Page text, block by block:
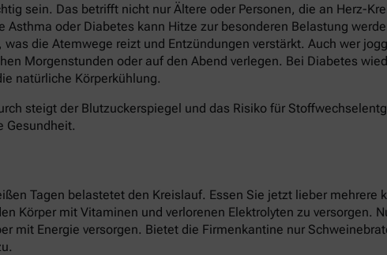
sein. Das betrifft nicht nur Ältere oder Personen, die an Herz-
oder Diabetes kann Hitze zur besonderen Belastung
die Atemwege reizt und Entzündungen verstärkt. Auch wer
Morgenstunden oder auf den Abend verlegen. Bei Diabetes
natürliche Körperkühlung.
steigt der Blutzuckerspiegel und das Risiko für
Gesundheit.
Tagen belastetet den Kreislauf. Essen Sie jetzt lieber mehrere
Körper mit Vitaminen und verlorenen Elektrolyten zu versorgen.
mit Energie versorgen. Bietet die Firmenkantine nur